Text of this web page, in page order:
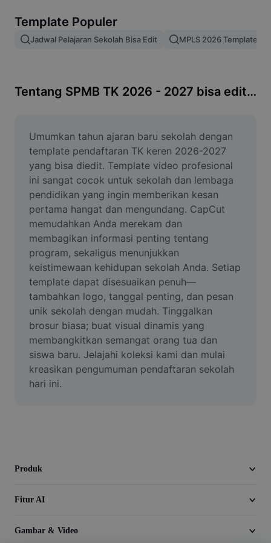
Gabung gambar
Ubah Ukuran Gambar
Pembuat Meme
AI Text Remover
AI People Remover
AI Inpainting
Face Cutout
Video
Hapus latar belakang video
Tingkatkan kualitas
Editor Video
Pangkas Video
Template Populer
Jadwal Pelajaran Sekolah Bisa Edit MPLS 2026 Template
Tentang SPMB TK 2026 - 2027 bisa edit keren
Umumkan tahun ajaran baru sekolah dengan
template pendaftaran TK keren 2026-2027
yang bisa diedit. Template video profesional
ini sangat cocok untuk sekolah dan lembaga
pendidikan yang ingin memberikan kesan
pertama hangat dan mengundang. CapCut
memudahkan Anda merekam dan
membagikan informasi penting tentang
program, sekaligus menunjukkan
keistimewaan kehidupan sekolah Anda. Setiap
template dapat disesuaikan penuh—
tambahkan logo, tanggal penting, dan pesan
unik sekolah dengan mudah. Tinggalkan
brosur biasa; buat visual dinamis yang
membangkitkan semangat orang tua dan
siswa baru. Jelajahi koleksi kami dan mulai
kreasikan pengumuman pendaftaran sekolah
hari ini.
Produk
Fitur AI
Gambar & Video